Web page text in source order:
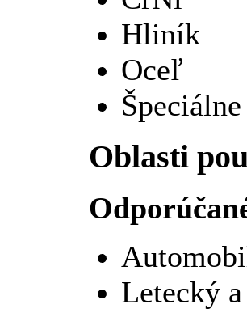
Hliník
Oceľ
Oblasti
Letecký